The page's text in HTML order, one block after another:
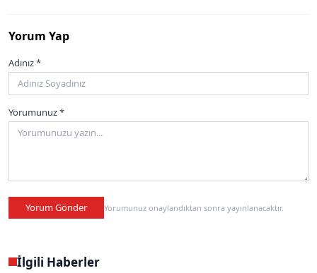
Yorum Yap
Adınız *
Yorumunuz *
Yorum Gönder Yorumunuz onaylandıktan sonra yayınlanacaktır.
İlgili Haberler